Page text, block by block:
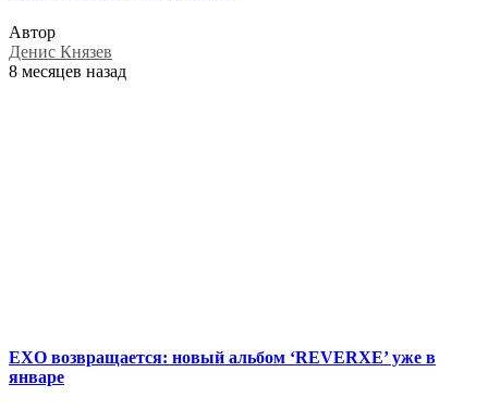
Автор
Денис Князев
8 месяцев назад
EXO возвращается: новый альбом ‘REVERXE’ уже в
январе